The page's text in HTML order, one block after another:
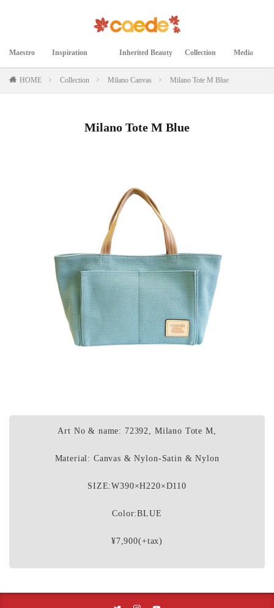
Maestro
マエストロ
Inspiration
インスピレーション
Inherited Beauty
継承された美
Collection
コレクション
Media
メディア掲載
HOME Collection Milano Canvas Milano Tote M Blue
Milano Tote M Blue
Art No & name: 72392, Milano Tote M,
Material: Canvas & Nylon-Satin & Nylon
SIZE:W390×H220×D110
Color:BLUE
¥7,900(+tax)